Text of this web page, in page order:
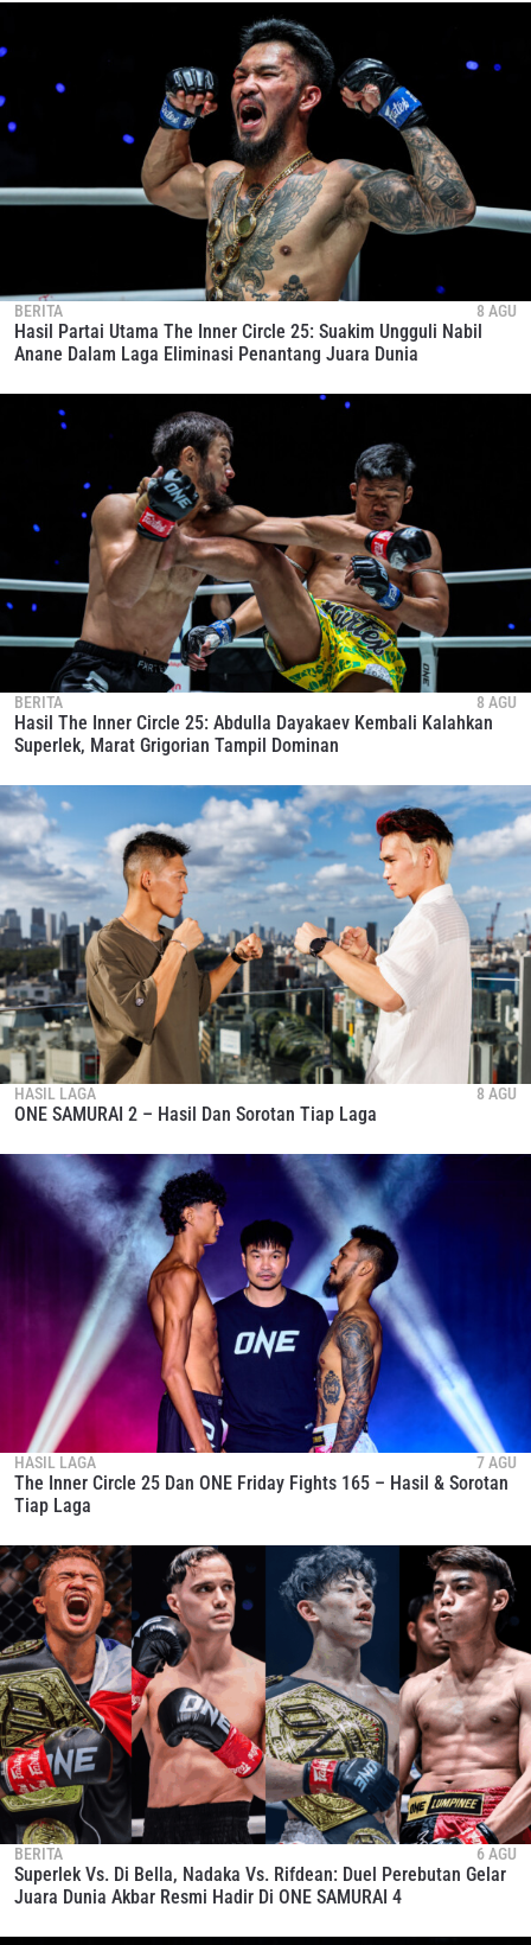
BERITA 8 AGU
Hasil Partai Utama The Inner Circle 25: Suakim Ungguli Nabil
Anane Dalam Laga Eliminasi Penantang Juara Dunia
BERITA 8 AGU
Hasil The Inner Circle 25: Abdulla Dayakaev Kembali Kalahkan
Superlek, Marat Grigorian Tampil Dominan
HASIL LAGA 8 AGU
ONE SAMURAI 2 – Hasil Dan Sorotan Tiap Laga
HASIL LAGA 7 AGU
The Inner Circle 25 Dan ONE Friday Fights 165 – Hasil & Sorotan
Tiap Laga
BERITA 6 AGU
Superlek Vs. Di Bella, Nadaka Vs. Rifdean: Duel Perebutan Gelar
Juara Dunia Akbar Resmi Hadir Di ONE SAMURAI 4
LAWAN
GELARAN
LIHAT SOROTAN TERBAIK
IKUTI PERKEMBANGAN TERBARU
Bawa ONE Championship kemana pun anda pergi!
Daftar sekarang untuk mendapat akses ke berita
terbaru, tawaran spesial, dan akses awal untuk kursi
terbaik di gelaran langsung kami.
EMAIL
NAMA
BERLANGGANAN
Dengan mengirimkan formulir ini, anda menyetujui
pengumpulan, penggunaan dan pembukaan informasi
anda berdasarkanKebijakan Privasi kami. Anda dapat
membatalkan (unsubscribe) dari jenis komunikasi ini
kapan saja.